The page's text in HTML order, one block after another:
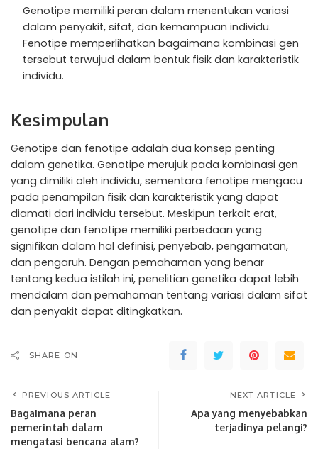
Genotipe memiliki peran dalam menentukan variasi
dalam penyakit, sifat, dan kemampuan individu.
Fenotipe memperlihatkan bagaimana kombinasi gen
tersebut terwujud dalam bentuk fisik dan karakteristik
individu.
Kesimpulan
Genotipe dan fenotipe adalah dua konsep penting
dalam genetika. Genotipe merujuk pada kombinasi gen
yang dimiliki oleh individu, sementara fenotipe mengacu
pada penampilan fisik dan karakteristik yang dapat
diamati dari individu tersebut. Meskipun terkait erat,
genotipe dan fenotipe memiliki perbedaan yang
signifikan dalam hal definisi, penyebab, pengamatan,
dan pengaruh. Dengan pemahaman yang benar
tentang kedua istilah ini, penelitian genetika dapat lebih
mendalam dan pemahaman tentang variasi dalam sifat
dan penyakit dapat ditingkatkan.
SHARE ON
PREVIOUS ARTICLE
Bagaimana peran
pemerintah dalam
mengatasi bencana alam?
NEXT ARTICLE
Apa yang menyebabkan
terjadinya pelangi?